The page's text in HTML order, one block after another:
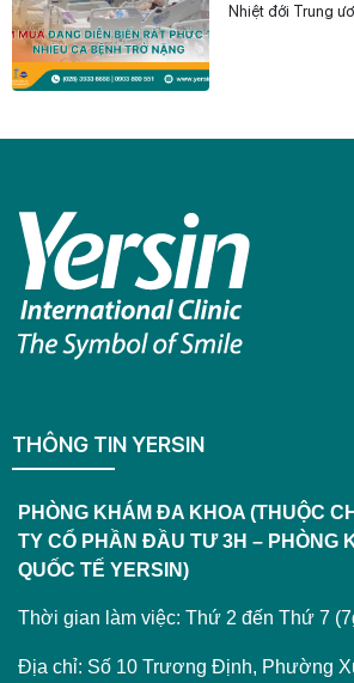
Nhiệt đới Trung
THÔNG TIN YERSIN
PHÒNG KHÁM ĐA KHOA (THUỘC
TY CỔ PHẦN ĐẦU TƯ 3H – PHÒNG
QUỐC TẾ YERSIN)
Thời gian làm việc: Thứ 2 đến Thứ 7
Địa chỉ: Số 10 Trương Định, Phường